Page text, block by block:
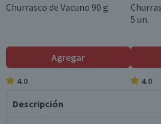
Churrasco de Vacuno 90 g
Agregar
4.0
5 un.
4.0
Descripción